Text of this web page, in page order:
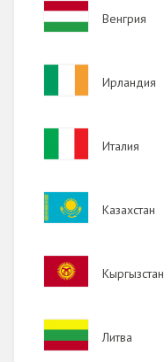
Image
Венгрия
Ирландия
Италия
Image
Казахстан
Image
Кыргызстан
Image
Литва